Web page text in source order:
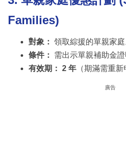
Families)
對象： 領取綜援的單親家庭
條件：
需出示單親補助金證
有效期： 2 年 （期滿需重新
廣告